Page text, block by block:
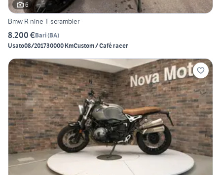
6
Bmw R nine T scrambler
8.200 €Bari(BA)
Usato08/201730000 KmCustom / Café racer